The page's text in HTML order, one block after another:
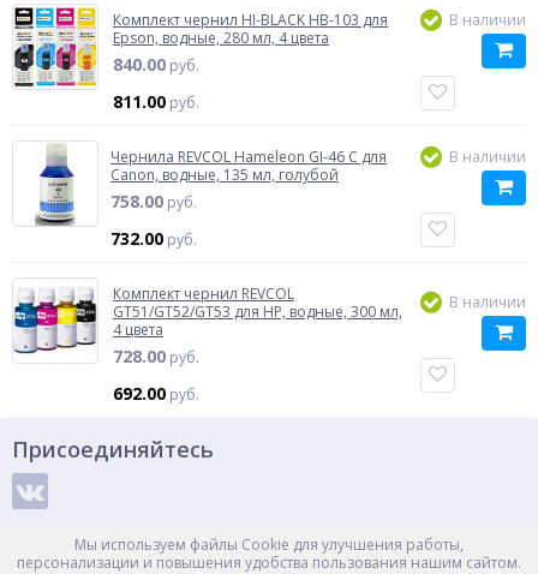
Комплект чернил HI-BLACK HB-103 для
Epson, водные, 280 мл, 4 цвета
840.00 руб.
811.00 руб.
В наличии
Чернила REVCOL Hameleon GI-46 C для
Canon, водные, 135 мл, голубой
758.00 руб.
732.00 руб.
В наличии
Комплект чернил REVCOL
GT51/GT52/GT53 для HP, водные, 300 мл,
4 цвета
728.00 руб.
692.00 руб.
В наличии
Мы используем файлы Cookie для улучшения работы,
персонализации и повышения удобства пользования нашим сайтом.
Присоединяйтесь
Способы оплаты